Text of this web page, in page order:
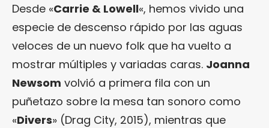
Desde «Carrie & Lowell«, hemos vivido una
especie de descenso rápido por las aguas
veloces de un nuevo folk que ha vuelto a
mostrar múltiples y variadas caras. Joanna
Newsom volvió a primera fila con un
puñetazo sobre la mesa tan sonoro como
«Divers» (Drag City, 2015), mientras que